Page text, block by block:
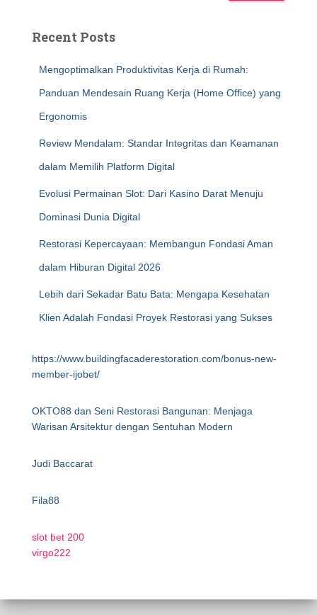
Recent Posts
Mengoptimalkan Produktivitas Kerja di Rumah:
Panduan Mendesain Ruang Kerja (Home Office) yang
Ergonomis
Review Mendalam: Standar Integritas dan Keamanan
dalam Memilih Platform Digital
Evolusi Permainan Slot: Dari Kasino Darat Menuju
Dominasi Dunia Digital
Restorasi Kepercayaan: Membangun Fondasi Aman
dalam Hiburan Digital 2026
Lebih dari Sekadar Batu Bata: Mengapa Kesehatan
Klien Adalah Fondasi Proyek Restorasi yang Sukses
https://www.buildingfacaderestoration.com/bonus-new-
member-ijobet/
OKTO88 dan Seni Restorasi Bangunan: Menjaga
Warisan Arsitektur dengan Sentuhan Modern
Judi Baccarat
Fila88
slot bet 200
virgo222